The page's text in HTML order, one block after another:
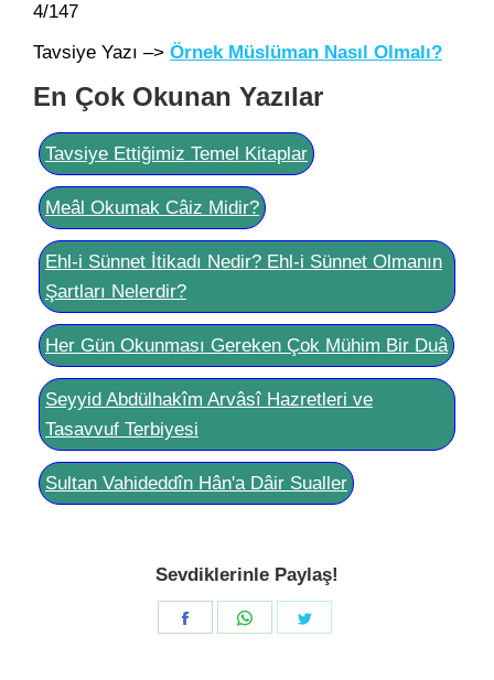
4/147
Tavsiye Yazı –> Örnek Müslüman Nasıl Olmalı?
En Çok Okunan Yazılar
Tavsiye Ettiğimiz Temel Kitaplar
Meâl Okumak Câiz Midir?
Ehl-i Sünnet İtikadı Nedir? Ehl-i Sünnet Olmanın
Şartları Nelerdir?
Her Gün Okunması Gereken Çok Mühim Bir Duâ
Seyyid Abdülhakîm Arvâsî Hazretleri ve
Tasavvuf Terbiyesi
Sultan Vahideddîn Hân'a Dâir Sualler
Sevdiklerinle Paylaş!
Share
Share